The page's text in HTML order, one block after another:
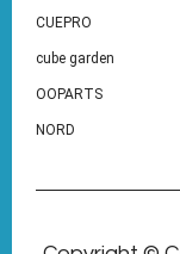
CUEPRO
cube garden
OOPARTS
NORD